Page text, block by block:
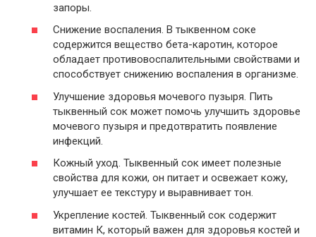
запоры.
Снижение воспаления. В тыквенном соке
содержится вещество бета-каротин, которое
обладает противовоспалительными свойствами и
способствует снижению воспаления в организме.
Улучшение здоровья мочевого пузыря. Пить
тыквенный сок может помочь улучшить здоровье
мочевого пузыря и предотвратить появление
инфекций.
Кожный уход. Тыквенный сок имеет полезные
свойства для кожи, он питает и освежает кожу,
улучшает ее текстуру и выравнивает тон.
Укрепление костей. Тыквенный сок содержит
витамин К, который важен для здоровья костей и